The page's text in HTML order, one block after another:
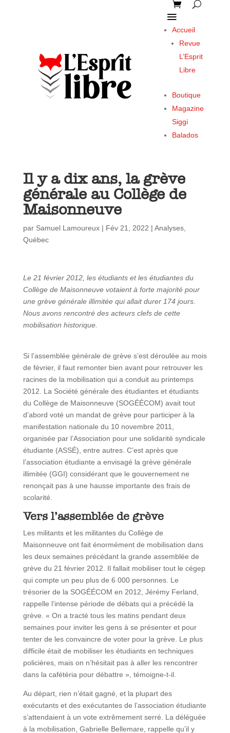
Accueil
Revue
L’Esprit
Libre
Boutique
Magazine
Siggi
Balados
Il y a dix ans, la grève
générale au Collège de
Maisonneuve
par Samuel Lamoureux| Fév 21, 2022 | Analyses,
Québec
Le 21 février 2012, les étudiants et les étudiantes du
Collège de Maisonneuve votaient à forte majorité pour
une grève générale illimitée qui allait durer 174 jours.
Nous avons rencontré des acteurs clefs de cette
mobilisation historique.
Si l’assemblée générale de grève s’est déroulée au mois
de février, il faut remonter bien avant pour retrouver les
racines de la mobilisation qui a conduit au printemps
2012. La Société générale des étudiantes et étudiants
du Collège de Maisonneuve (SOGÉÉCOM) avait tout
d’abord voté un mandat de grève pour participer à la
manifestation nationale du 10 novembre 2011,
organisée par l’Association pour une solidarité syndicale
étudiante (ASSÉ), entre autres. C’est après que
l’association étudiante a envisagé la grève générale
illimitée (GGI) considérant que le gouvernement ne
renonçait pas à une hausse importante des frais de
scolarité.
Vers l’assemblée de grève
Les militants et les militantes du Collège de
Maisonneuve ont fait énormément de mobilisation dans
les deux semaines précédant la grande assemblée de
grève du 21 février 2012. Il fallait mobiliser tout le cégep
qui compte un peu plus de 6 000 personnes. Le
trésorier de la SOGÉÉCOM en 2012, Jérémy Ferland,
rappelle l’intense période de débats qui a précédé la
grève. « On a tracté tous les matins pendant deux
semaines pour inviter les gens à se présenter et pour
tenter de les convaincre de voter pour la grève. Le plus
difficile était de mobiliser les étudiants en techniques
policières, mais on n’hésitait pas à aller les rencontrer
dans la cafétéria pour débattre », témoigne-t-il.
Au départ, rien n’était gagné, et la plupart des
exécutants et des exécutantes de l’association étudiante
s’attendaient à un vote extrêmement serré. La déléguée
à la mobilisation, Gabrielle Bellemare, rappelle qu’il y